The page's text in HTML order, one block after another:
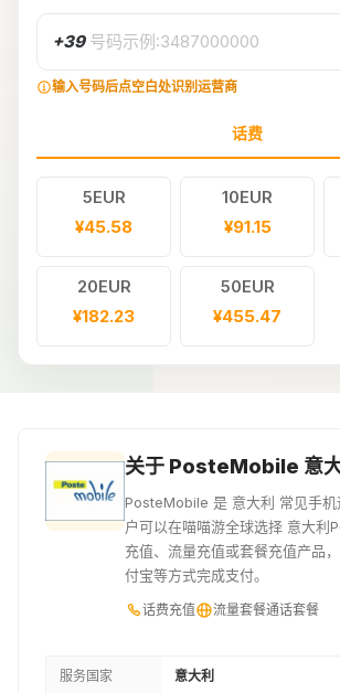
+39 号码示例:3487000000
输入号码后点空白处识别运营商
话费
5EUR
¥45.58
10EUR
¥91.15
20EUR
¥182.23
50EUR
¥455.47
关于 PosteMobile 意
PosteMobile 是 意大利 常见手机
户可以在喵喵游全球选择 意大利
充值、流量充值或套餐充值产品
付宝等方式完成支付。
话费充值 流量套餐通话套餐
服务国家 意大利